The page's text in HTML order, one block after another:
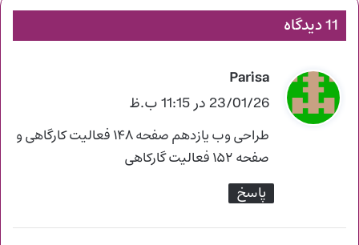
11 دیدگاه
Parisa
ف
ت
:
23/01/26 در 11:15 ب.ظ
طراحی وب یازدهم صفحه ۱۴۸ فعالیت کارگاهی و
صفحه ۱۵۲ فعالیت گارکاهی
پاسخ